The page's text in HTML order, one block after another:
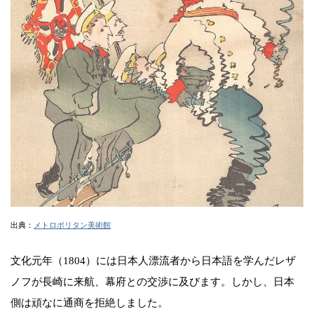
出典： メトロポリタン美術館
文化元年（1804）には日本人漂流者から日本語を学んだレザ
ノフが長崎に来航、幕府との交渉に及びます。しかし、日本
側は頑なに通商を拒絶しました。